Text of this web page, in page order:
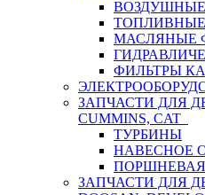
МАСЛЯНЫЕ
ФИЛЬТРЫ
ЗАПЧАСТИ ДЛЯ
CUMMINS, CAT
ТУРБИНЫ
НАВЕСНОЕ
ЗАПЧАСТИ ДЛЯ